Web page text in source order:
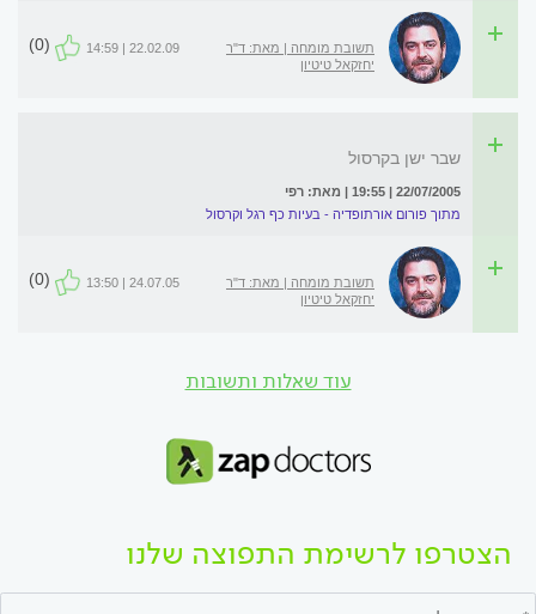
תשובת מומחה | מאת: ד"ר
יחזקאל טיטיון
22.02.09 | 14:59
(0)
שבר ישן בקרסול
22/07/2005 | 19:55 | מאת: רפי
מתוך פורום אורתופדיה - בעיות כף רגל וקרסול
תשובת מומחה | מאת: ד"ר
יחזקאל טיטיון
24.07.05 | 13:50
(0)
עוד שאלות ותשובות
הצטרפו לרשימת התפוצה שלנו